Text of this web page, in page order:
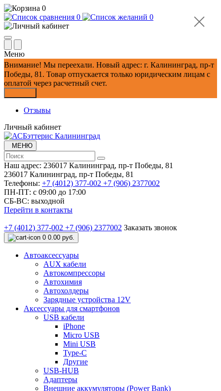
0
0
0
Меню
Внимание! Мы переехали. Новый адрес: г. Калининград, пр-т
Победы, 81. Товар отпускается только юридическим лицам с
оплатой через расчетный счет.
Отзывы
Личный кабинет
МЕНЮ
Наш адрес: 236017 Калининград,​ пр-т Победы, 81
236017 Калининград,​ пр-т Победы, 81
Телефоны: +7 (4012) 377-002 +7 (906) 2377002
ПН-ПТ: с 09:00 до 17:00
СБ-ВС: выходной
Перейти в контакты
+7 (4012) 377-002 +7 (906) 2377002 Заказать звонок
0 0.00 руб.
Автоаксессуары
AUX кабели
Автокомпрессоры
Автохимия
Автохолдеры
Зарядные устройства 12V
Аксессуары для смартфонов
USB кабели
iPhone
Micro USB
Mini USB
Type-C
Другие
USB-HUB
Адаптеры
Внешние аккумуляторы (Power Bank)